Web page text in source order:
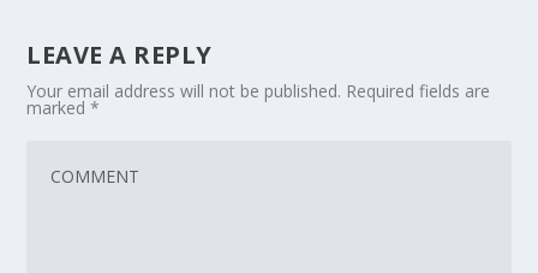
LEAVE A REPLY
Your email address will not be published. Required fields are
marked*